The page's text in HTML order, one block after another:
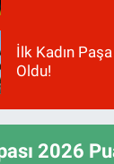
İlk Kadın
Oldu!
2026